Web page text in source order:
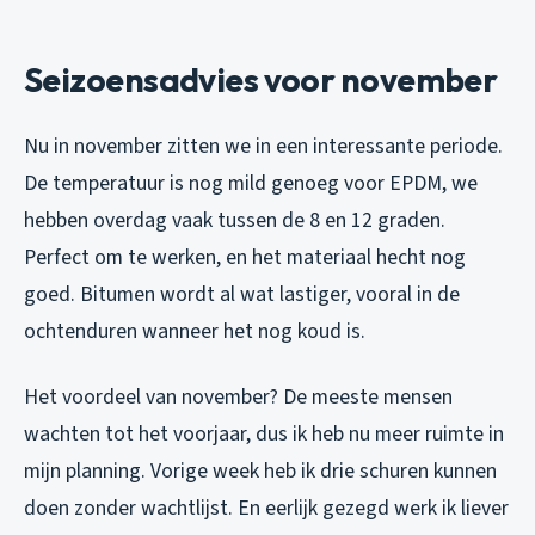
Seizoensadvies voor november
Nu in november zitten we in een interessante periode.
De temperatuur is nog mild genoeg voor EPDM, we
hebben overdag vaak tussen de 8 en 12 graden.
Perfect om te werken, en het materiaal hecht nog
goed. Bitumen wordt al wat lastiger, vooral in de
ochtenduren wanneer het nog koud is.
Het voordeel van november? De meeste mensen
wachten tot het voorjaar, dus ik heb nu meer ruimte in
mijn planning. Vorige week heb ik drie schuren kunnen
doen zonder wachtlijst. En eerlijk gezegd werk ik liever